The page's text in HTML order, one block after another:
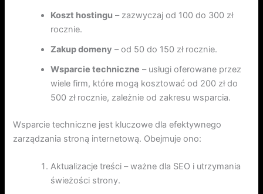
Koszt hostingu – zazwyczaj od 100 do 300 zł
rocznie.
Zakup domeny – od 50 do 150 zł rocznie.
Wsparcie techniczne – usługi oferowane przez
wiele firm, które mogą kosztować od 200 zł do
500 zł rocznie, zależnie od zakresu wsparcia.
Wsparcie techniczne jest kluczowe dla efektywnego
zarządzania stroną internetową. Obejmuje ono:
Aktualizacje treści – ważne dla SEO i utrzymania
świeżości strony.